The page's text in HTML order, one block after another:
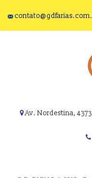
Av. Nordestina,